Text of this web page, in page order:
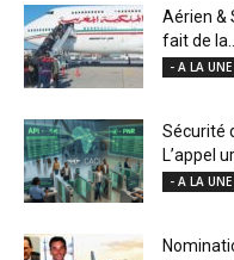
Aérien &
fait de
- A LA UNE
Sécurité
L’appel
- A LA UNE